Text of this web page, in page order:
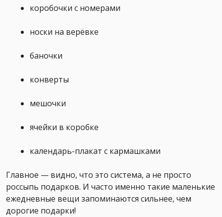
коробочки с номерами
носки на верёвке
баночки
конверты
мешочки
ячейки в коробке
календарь-плакат с кармашками
Главное — видно, что это система, а не просто
россыпь подарков. И часто именно такие маленькие
ежедневные вещи запоминаются сильнее, чем
дорогие подарки!